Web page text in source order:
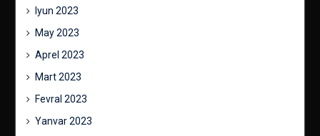
Iyun 2023
May 2023
Aprel 2023
Mart 2023
Fevral 2023
Yanvar 2023